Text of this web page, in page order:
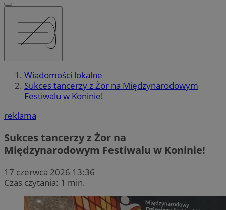
Wiadomości lokalne
Sukces tancerzy z Żor na Międzynarodowym
Festiwalu w Koninie!
reklama
Sukces tancerzy z Żor na
Międzynarodowym Festiwalu w Koninie!
17 czerwca 2026 13:36
Czas czytania: 1 min.